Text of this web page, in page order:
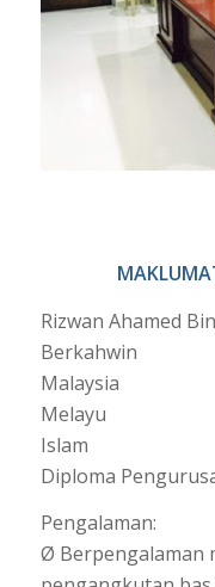
Rizwan Ahamed
Berkahwin
Malaysia
Melayu
Islam
Diploma
Pengalaman:
Ø Berpengalaman